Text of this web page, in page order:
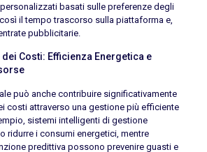
basati sulle preferenze degli
il tempo trascorso sulla piattaforma e,
pubblicitarie.
Costi: Efficienza Energetica e
può anche contribuire significativamente
costi attraverso una gestione più efficiente
sistemi intelligenti di gestione
ridurre i consumi energetici, mentre
predittiva possono prevenire guasti e